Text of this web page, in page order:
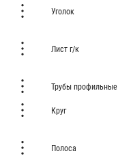
Уголок
Лист г/к
Трубы профильные
Круг
Полоса